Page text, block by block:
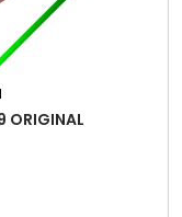
ORIGINAL